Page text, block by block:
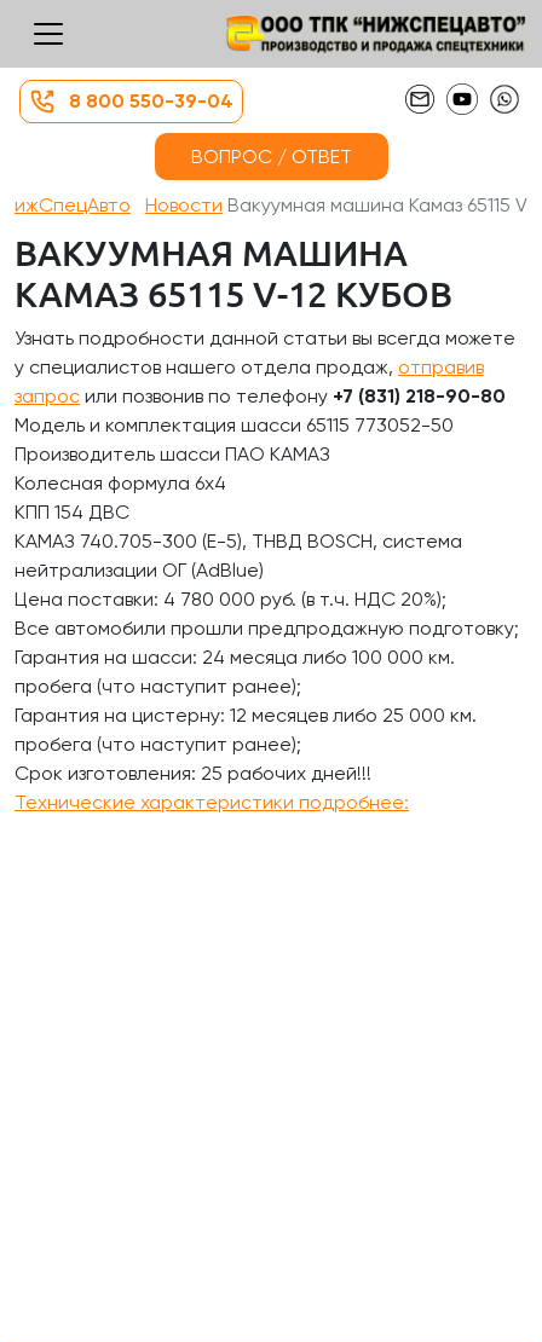
8 800 550-39-04
ВОПРОС / ОТВЕТ
НижСпецАвто Новости Вакуумная машина Камаз 65115 V...
ВАКУУМНАЯ МАШИНА
КАМАЗ 65115 V-12 КУБОВ
Узнать подробности данной статьи вы всегда можете
у специалистов нашего отдела продаж, отправив
запрос или позвонив по телефону +7 (831) 218-90-80
Модель и комплектация шасси 65115 773052-50
Производитель шасси ПАО КАМАЗ
Колесная формула 6х4
КПП 154 ДВС
КАМАЗ 740.705-300 (Е-5), ТНВД BOSCH, система
нейтрализации ОГ (AdBlue)
Цена поставки: 4 780 000 руб. (в т.ч. НДС 20%);
Все автомобили прошли предпродажную подготовку;
Гарантия на шасси: 24 месяца либо 100 000 км.
пробега (что наступит ранее);
Гарантия на цистерну: 12 месяцев либо 25 000 км.
пробега (что наступит ранее);
Срок изготовления: 25 рабочих дней!!!
Технические характеристики подробнее: